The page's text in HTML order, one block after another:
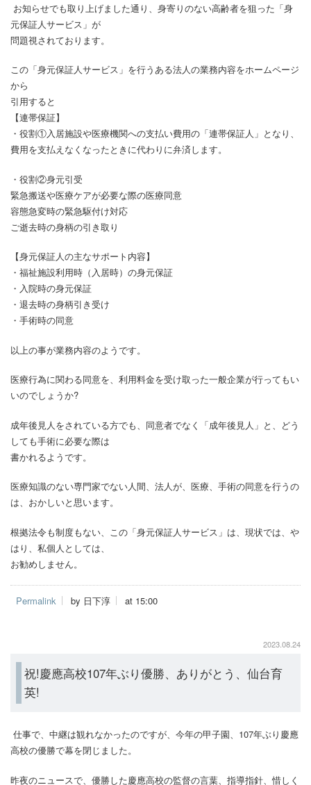
お知らせでも取り上げました通り、身寄りのない高齢者を狙った「身
元保証人サービス」が
問題視されております。
この「身元保証人サービス」を行うある法人の業務内容をホームページ
から
引用すると
【連帯保証】
・役割①入居施設や医療機関への支払い費用の「連帯保証人」となり、
費用を支払えなくなったときに代わりに弁済します。
・役割②身元引受
緊急搬送や医療ケアが必要な際の医療同意
容態急変時の緊急駆付け対応
ご逝去時の身柄の引き取り
【身元保証人の主なサポート内容】
・福祉施設利用時（入居時）の身元保証
・入院時の身元保証
・退去時の身柄引き受け
・手術時の同意
以上の事が業務内容のようです。
医療行為に関わる同意を、利用料金を受け取った一般企業が行ってもい
いのでしょうか?
成年後見人をされている方でも、同意者でなく「成年後見人」と、どう
しても手術に必要な際は
書かれるようです。
医療知識のない専門家でない人間、法人が、医療、手術の同意を行うの
は、おかしいと思います。
根拠法令も制度もない、この「身元保証人サービス」は、現状では、や
はり、私個人としては、
お勧めしません。
Permalink by 日下淳 at 15:00
2023.08.24
祝!慶應高校107年ぶり優勝、ありがとう、仙台育
英!
仕事で、中継は観れなかったのですが、今年の甲子園、107年ぶり慶應
高校の優勝で幕を閉じました。
昨夜のニュースで、優勝した慶應高校の監督の言葉、指導指針、惜しく